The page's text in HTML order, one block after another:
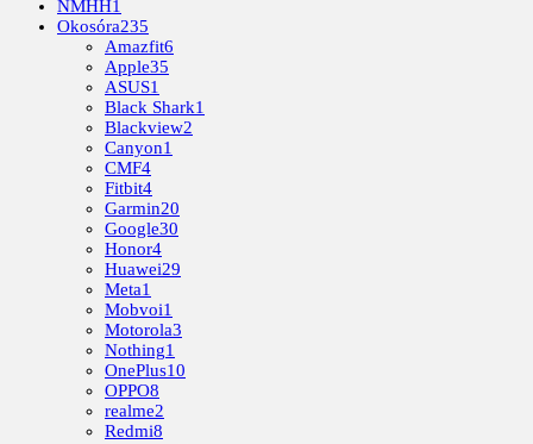
NMHH1
Okosóra235
Amazfit6
Apple35
ASUS1
Black Shark1
Blackview2
Canyon1
CMF4
Fitbit4
Garmin20
Google30
Honor4
Huawei29
Meta1
Mobvoi1
Motorola3
Nothing1
OnePlus10
OPPO8
realme2
Redmi8